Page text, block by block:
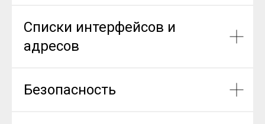
Списки интерфейсов и
адресов
Безопасность